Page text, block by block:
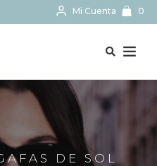
Mi Cuenta 0
DE SOL